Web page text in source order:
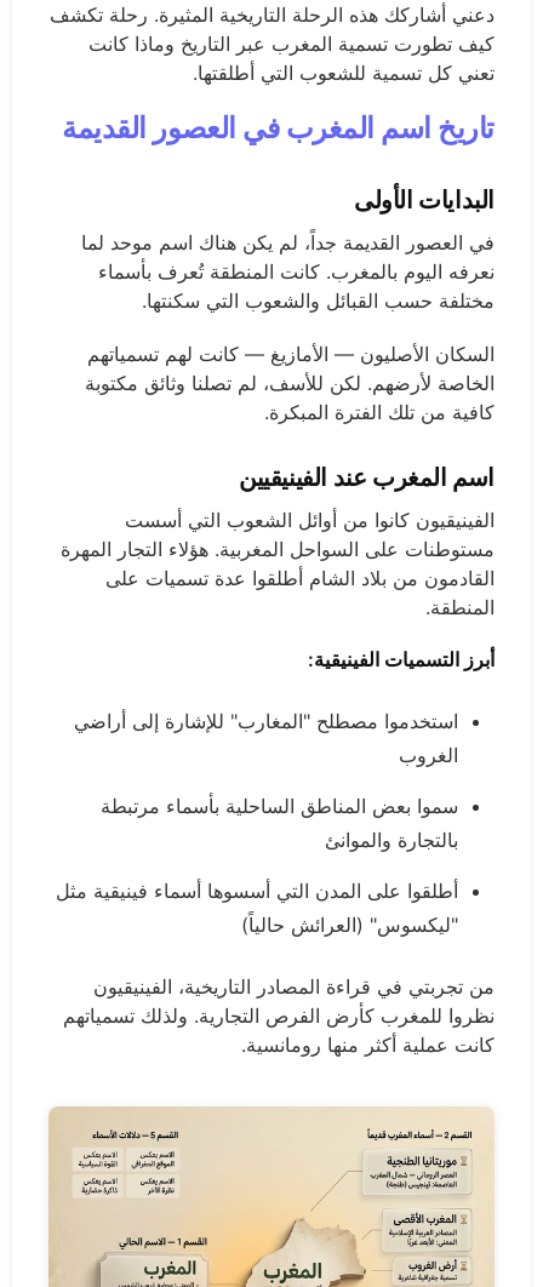
دعني أشاركك هذه الرحلة التاريخية المثيرة. رحلة تكشف
كيف تطورت تسمية المغرب عبر التاريخ وماذا كانت
تعني كل تسمية للشعوب التي أطلقتها.
تاريخ اسم المغرب في العصور القديمة
البدايات الأولى
في العصور القديمة جداً، لم يكن هناك اسم موحد لما
نعرفه اليوم بالمغرب. كانت المنطقة تُعرف بأسماء
مختلفة حسب القبائل والشعوب التي سكنتها.
السكان الأصليون — الأمازيغ — كانت لهم تسمياتهم
الخاصة لأرضهم. لكن للأسف، لم تصلنا وثائق مكتوبة
كافية من تلك الفترة المبكرة.
اسم المغرب عند الفينيقيين
الفينيقيون كانوا من أوائل الشعوب التي أسست
مستوطنات على السواحل المغربية. هؤلاء التجار المهرة
القادمون من بلاد الشام أطلقوا عدة تسميات على
المنطقة.
أبرز التسميات الفينيقية:
استخدموا مصطلح "المغارب" للإشارة إلى أراضي
الغروب
سموا بعض المناطق الساحلية بأسماء مرتبطة
بالتجارة والموانئ
أطلقوا على المدن التي أسسوها أسماء فينيقية مثل
"ليكسوس" (العرائش حالياً)
من تجربتي في قراءة المصادر التاريخية، الفينيقيون
نظروا للمغرب كأرض الفرص التجارية. ولذلك تسمياتهم
كانت عملية أكثر منها رومانسية.